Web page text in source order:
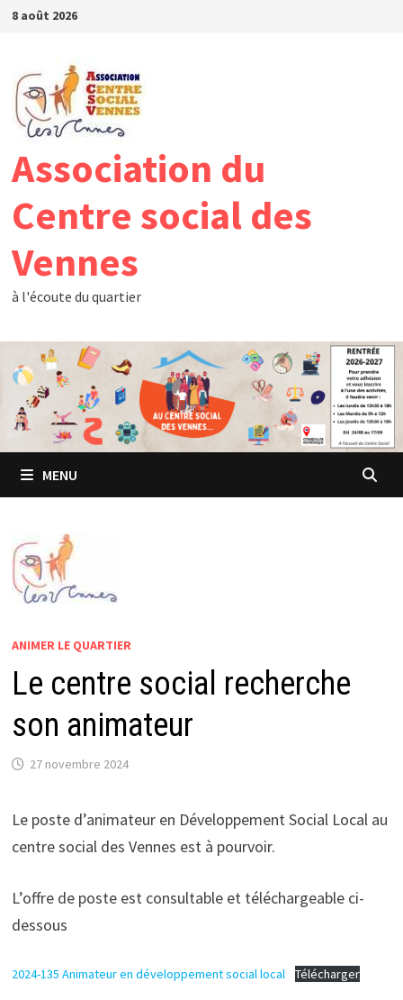
Passer
8 août 2026
Association du
Centre social des
Vennes
à l'écoute du quartier
MENU
ANIMER LE QUARTIER
Le centre social recherche
son animateur
27 novembre 2024
Le poste d’animateur en Développement Social Local au
centre social des Vennes est à pourvoir.
L’offre de poste est consultable et téléchargeable ci-
dessous
2024-135 Animateur en développement social local Télécharger